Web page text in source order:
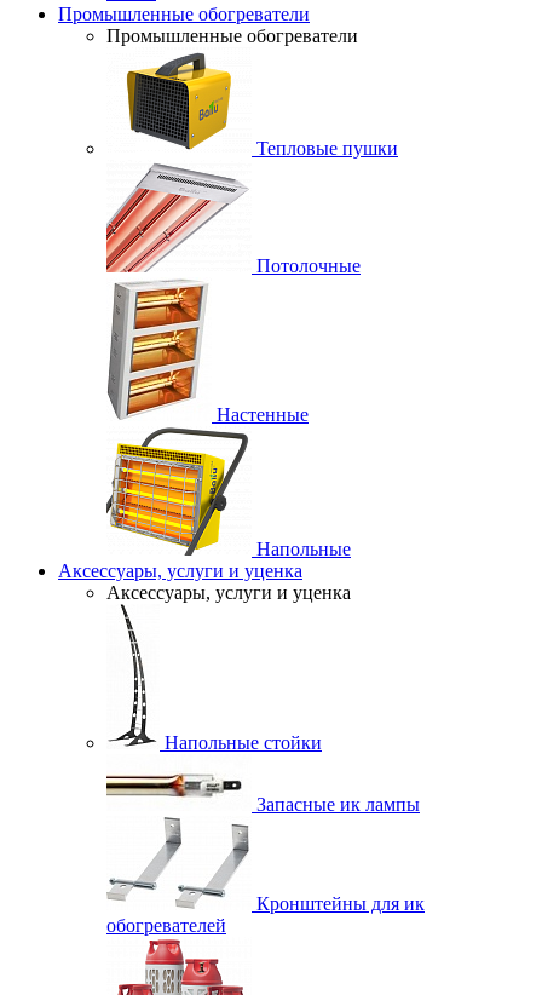
Промышленные обогреватели
Промышленные обогреватели
Тепловые пушки
Потолочные
Настенные
Напольные
Аксессуары, услуги и уценка
Аксессуары, услуги и уценка
Напольные стойки
Запасные ик лампы
Кронштейны для ик
обогревателей